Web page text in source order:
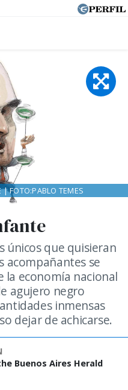
únicos que quisieran
acompañantes se
la economía nacional
agujero negro
inmensas
dejar de achicarse.
Buenos Aires Herald
| FOTO:PABLO TEMES